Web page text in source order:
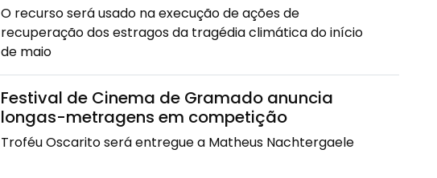
O recurso será usado na execução de ações de
recuperação dos estragos da tragédia climática do início
de maio
Festival de Cinema de Gramado anuncia
longas-metragens em competição
Troféu Oscarito será entregue a Matheus Nachtergaele